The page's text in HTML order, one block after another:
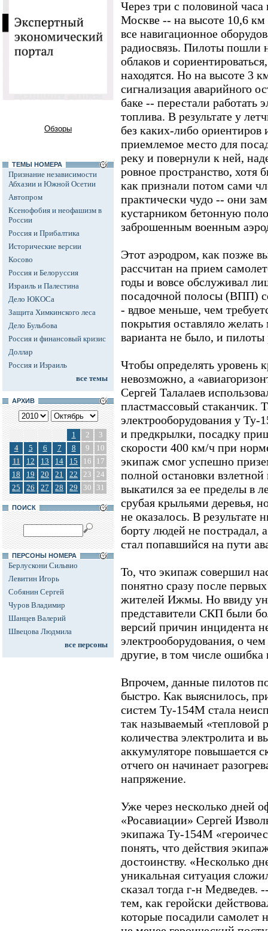
Обзоры
ТЕМЫ НОМЕРА
Признание независимости
Абхазии и Южной Осетии
Автопром
Ксенофобия и неофашизм в
России
Россия и Прибалтика
Исторические версии
Косово
Россия и Белоруссия
Израиль и Палестина
Дело ЮКОСа
Защита Химкинского леса
Дело Бульбова
Россия и финансовый кризис
Доллар
Россия и Израиль
все темы
АРХИВ
1 2
3
4
5 6 7 8 9
10
11
12 13 14 15 16
17
18
19 20 21 22 23 24
25
26 27 28 29 30 31
ПОИСК
ПЕРСОНЫ НОМЕРА
Берлускони Сильвио
Левитин Игорь
Собянин Сергей
Чуров Владимир
Шанцев Валерий
Швецова Людмила
все персоны
Через три с половиной
Москве -- на высоте 10,6 км
все навигационное
радиосвязь. Пилоты пошли
облаков и
находятся. Но на высоте 3
сигнализация аварийного
баке -- перестали работать
топлива. В результате у
без каких-либо ориентиров
приемлемое место для
реку и повернули к ней,
ровное пространство,
как признали потом сами
практически чудо -- они
кустарником бетонную
заброшенным военным
Этот аэродром, как позже
рассчитан на прием
годы и вовсе обслуживал
посадочной полосы (ВПП)
- вдвое меньше, чем
покрытия оставляло
варианта не было, и пилоты
Чтобы определять уровень
невозможно, а
Сергей Талалаев
пластмассовый стаканчик.
электрооборудования у Ту-
и предкрылки, посадку
скорости 400 км/ч при
экипаж смог успешно
полной остановки
выкатился за ее пределы в
срубая крыльями деревья,
не оказалось. В результате
борту людей не пострадал,
стал попавшийся на пути
То, что экипаж совершил
понятно сразу после
жителей Ижмы. Но ввиду
представители СКП были
версий причин инцидента
электрооборудования, о
другие, в том числе ошибка
Впрочем, данные пилотов
быстро. Как выяснилось,
систем Ту-154М стала
так называемый «тепловой
количества электролита и
аккумуляторе повышается
отчего он начинает
напряжение.
Уже через несколько дней
«Росавиации» Сергей
экипажа Ту-154М
понять, что действия
достоинству. «Несколько
уникальная ситуация
сказал тогда г-н Медведев.
тем, как геройски
которые посадили самолет